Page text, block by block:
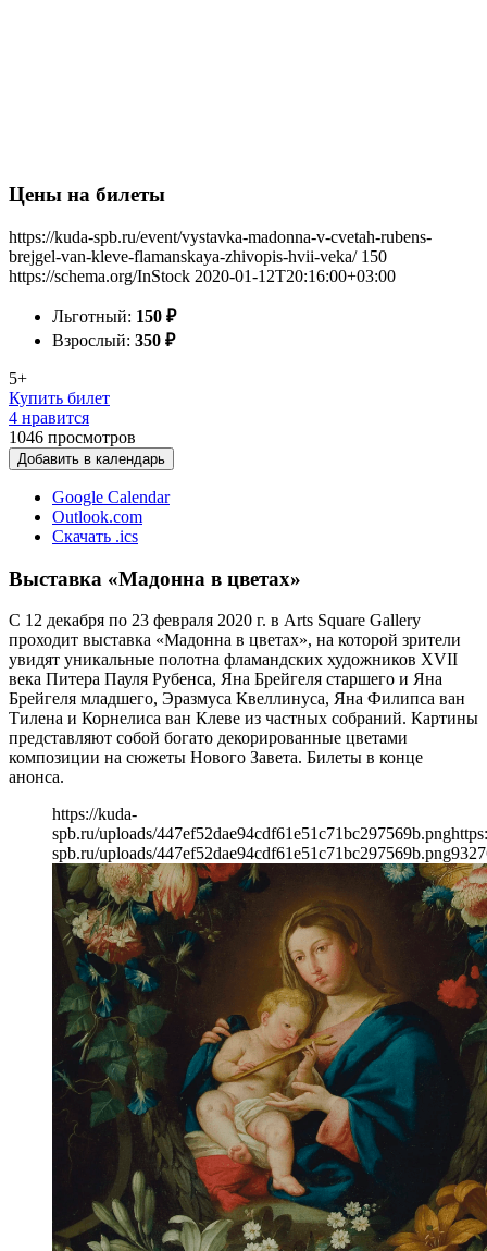
Цены на билеты
https://kuda-spb.ru/event/vystavka-madonna-v-cvetah-rubens-
brejgel-van-kleve-flamanskaya-zhivopis-hvii-veka/ 150
https://schema.org/InStock 2020-01-12T20:16:00+03:00
Льготный: 150 ₽
Взрослый: 350 ₽
5+
Купить билет
4 нравится
1046 просмотров
Добавить в календарь
Google Calendar
Outlook.com
Скачать .ics
Выставка «Мадонна в цветах»
С 12 декабря по 23 февраля 2020 г. в Arts Square Gallery
проходит выставка «Мадонна в цветах», на которой зрители
увидят уникальные полотна фламандских художников XVII
века Питера Пауля Рубенса, Яна Брейгеля старшего и Яна
Брейгеля младшего, Эразмуса Квеллинуса, Яна Филипса ван
Тилена и Корнелиса ван Клеве из частных собраний. Картины
представляют собой богато декорированные цветами
композиции на сюжеты Нового Завета. Билеты в конце
анонса.
https://kuda-
spb.ru/uploads/447ef52dae94cdf61e51c71bc297569b.png
spb.ru/uploads/447ef52dae94cdf61e51c71bc297569b.png932